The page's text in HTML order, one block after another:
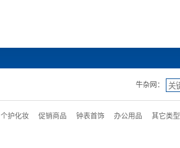
牛杂网：
个护化妆 促销商品 钟表首饰 办公用品 其它类型